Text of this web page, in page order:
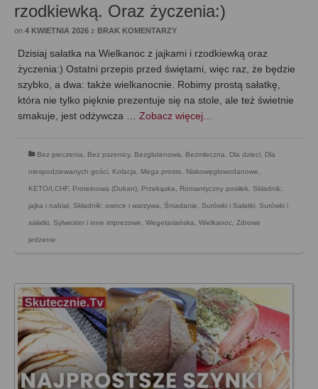
rzodkiewką. Oraz życzenia:)
on 4 KWIETNIA 2026 z BRAK KOMENTARZY
Dzisiaj sałatka na Wielkanoc z jajkami i rzodkiewką oraz
życzenia:) Ostatni przepis przed świętami, więc raz, że będzie
szybko, a dwa: także wielkanocnie. Robimy prostą sałatkę,
która nie tylko pięknie prezentuje się na stole, ale też świetnie
smakuje, jest odżywcza … Zobacz więcej…
Bez pieczenia Bez pszenicy, Bezglutenowa Bezmleczna Dla dzieci Dla
niespodziewanych gości Kolacja Mega proste Niskowęglowodanowe,
KETO/LCHF, Proteinowa (Dukan) Przekąska Romantyczny posiłek Składnik:
jajka i nabiał Składnik: owoce i warzywa Śniadanie Surówki i Sałatki Surówki i
sałatki Sylwester i inne imprezowe Wegetariańska Wielkanoc Zdrowe
jedzenie